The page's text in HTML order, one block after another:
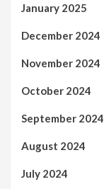
January 2025
December 2024
November 2024
October 2024
September 2024
August 2024
July 2024